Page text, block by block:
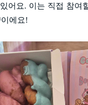
어요. 이는 직접 참여
에요!